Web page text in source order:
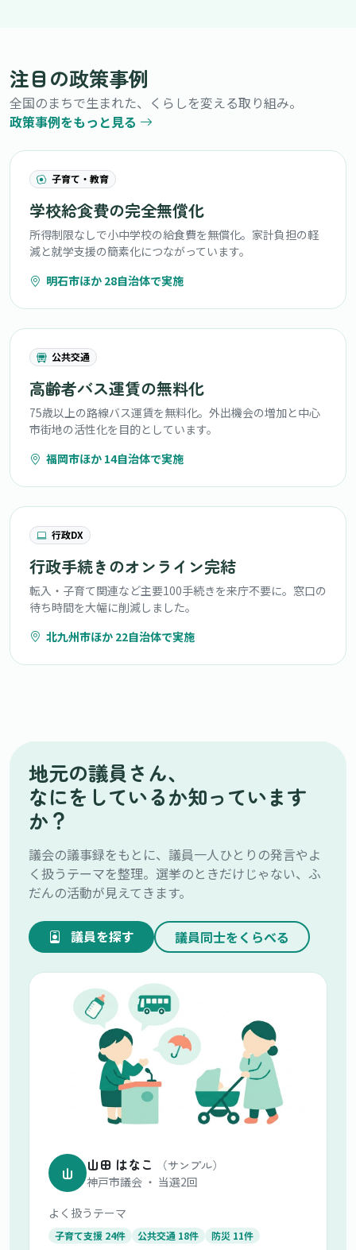
注目の政策事例
全国のまちで生まれた、くらしを変える取り組み。
政策事例をもっと見る
子育て・教育
学校給食費の完全無償化
所得制限なしで小中学校の給食費を無償化。家計負担の軽
減と就学支援の簡素化につながっています。
明石市ほか 28自治体で実施
公共交通
高齢者バス運賃の無料化
75歳以上の路線バス運賃を無料化。外出機会の増加と中心
市街地の活性化を目的としています。
福岡市ほか 14自治体で実施
行政DX
行政手続きのオンライン完結
転入・子育て関連など主要100手続きを来庁不要に。窓口の
待ち時間を大幅に削減しました。
北九州市ほか 22自治体で実施
地元の議員さん、
なにをしているか知っています
か？
議会の議事録をもとに、議員一人ひとりの発言やよ
く扱うテーマを整理。選挙のときだけじゃない、ふ
だんの活動が見えてきます。
議員を探す 議員同士をくらべる
山 山田 はなこ
（サンプル）
神戸市議会 ・ 当選2回
よく扱うテーマ
子育て支援 24件 公共交通 18件 防災 11件